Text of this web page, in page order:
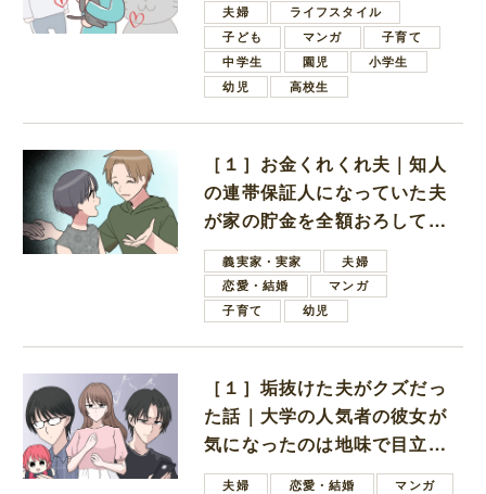
夫婦
ライフスタイル
子ども
マンガ
子育て
中学生
園児
小学生
幼児
高校生
［１］お金くれくれ夫｜知人
の連帯保証人になっていた夫
が家の貯金を全額おろしてほ
しいと言ってきた
義実家・実家
夫婦
恋愛・結婚
マンガ
子育て
幼児
［１］垢抜けた夫がクズだっ
た話｜大学の人気者の彼女が
気になったのは地味で目立た
ない男子学生
夫婦 恋愛・結婚
マンガ